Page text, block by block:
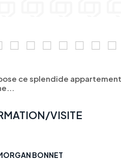
ce splendide
VISITE
BONNET